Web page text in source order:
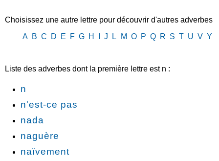
Choisissez une autre lettre pour découvrir d'autres adverbes
A B C D E F G H J L M O P Q R S T U V Y
Liste des adverbes dont la première lettre est n :
n
n'est-ce pas
nada
naguère
naïvement